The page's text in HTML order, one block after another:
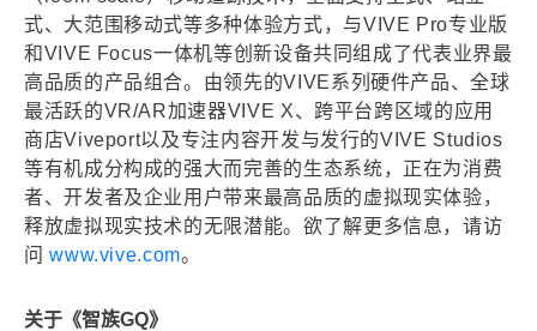
式、大范围移动式等多种体验方式，与VIVE Pro专业版
和VIVE Focus一体机等创新设备共同组成了代表业界最
高品质的产品组合。由领先的VIVE系列硬件产品、全球
最活跃的VR/AR加速器VIVE X、跨平台跨区域的应用
商店Viveport以及专注内容开发与发行的VIVE Studios
等有机成分构成的强大而完善的生态系统，正在为消费
者、开发者及企业用户带来最高品质的虚拟现实体验，
释放虚拟现实技术的无限潜能。欲了解更多信息，请访
问www.vive.com。
关于《智族GQ》